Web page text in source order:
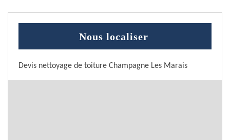
Nous localiser
Devis nettoyage de toiture Champagne Les Marais